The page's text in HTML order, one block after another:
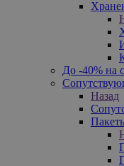
До -40% на
Назад